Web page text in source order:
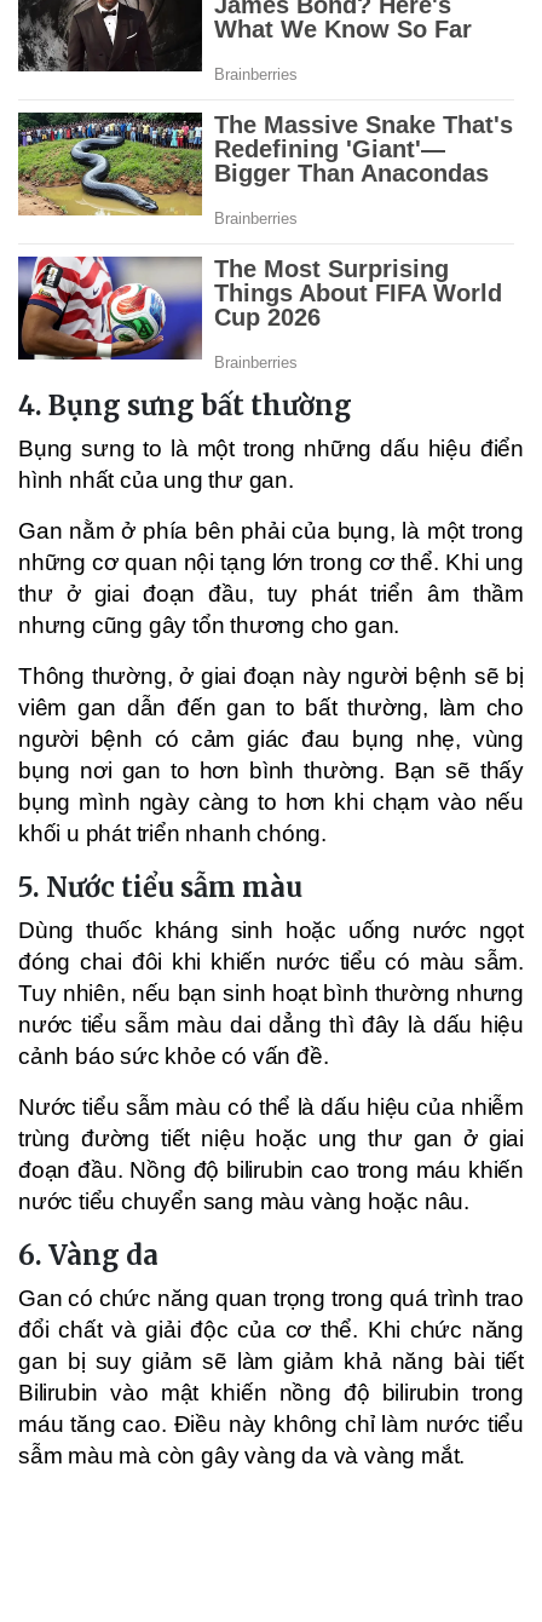
4. Bụng sưng bất thường
Bụng sưng to là một trong những dấu hiệu điển
hình nhất của ung thư gan.
Gan nằm ở phía bên phải của bụng, là một trong
những cơ quan nội tạng lớn trong cơ thể. Khi ung
thư ở giai đoạn đầu, tuy phát triển âm thầm
nhưng cũng gây tổn thương cho gan.
Thông thường, ở giai đoạn này người bệnh sẽ bị
viêm gan dẫn đến gan to bất thường, làm cho
người bệnh có cảm giác đau bụng nhẹ, vùng
bụng nơi gan to hơn bình thường. Bạn sẽ thấy
bụng mình ngày càng to hơn khi chạm vào nếu
khối u phát triển nhanh chóng.
5. Nước tiểu sẫm màu
Dùng thuốc kháng sinh hoặc uống nước ngọt
đóng chai đôi khi khiến nước tiểu có màu sẫm.
Tuy nhiên, nếu bạn sinh hoạt bình thường nhưng
nước tiểu sẫm màu dai dẳng thì đây là dấu hiệu
cảnh báo sức khỏe có vấn đề.
Nước tiểu sẫm màu có thể là dấu hiệu của nhiễm
trùng đường tiết niệu hoặc ung thư gan ở giai
đoạn đầu. Nồng độ bilirubin cao trong máu khiến
nước tiểu chuyển sang màu vàng hoặc nâu.
6. Vàng da
Gan có chức năng quan trọng trong quá trình trao
đổi chất và giải độc của cơ thể. Khi chức năng
gan bị suy giảm sẽ làm giảm khả năng bài tiết
Bilirubin vào mật khiến nồng độ bilirubin trong
máu tăng cao. Điều này không chỉ làm nước tiểu
sẫm màu mà còn gây vàng da và vàng mắt.